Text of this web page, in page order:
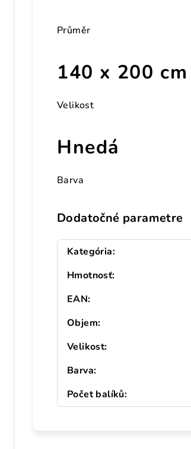
Průměr
140 x 200 cm
Velikost
Hnedá
Barva
Dodatočné parametre
Kategória:
Hmotnosť:
EAN:
Objem:
Velikost:
Barva:
Počet balíků: